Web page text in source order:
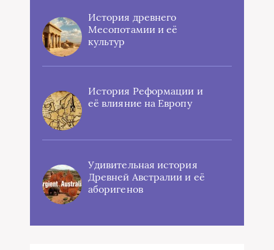
История древнего
Месопотамии и её
культур
История Реформации и
её влияние на Европу
Удивительная история
Древней Австралии и её
аборигенов